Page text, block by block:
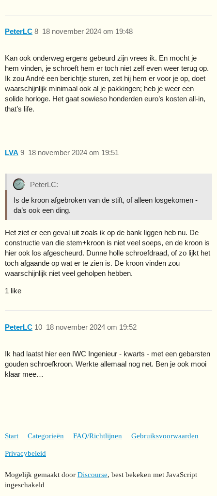
PeterLC 18 november 2024 om 19:48
8
Kan ook onderweg ergens gebeurd zijn vrees ik. En mocht je
hem vinden, je schroeft hem er toch niet zelf even weer terug op.
Ik zou André een berichtje sturen, zet hij hem er voor je op, doet
waarschijnlijk minimaal ook al je pakkingen; heb je weer een
solide horloge. Het gaat sowieso honderden euro’s kosten all-in,
that’s life.
LVA 18 november 2024 om 19:51
9
PeterLC:
Is de kroon afgebroken van de stift, of alleen losgekomen -
da’s ook een ding.
Het ziet er een geval uit zoals ik op de bank liggen heb nu. De
constructie van die stem+kroon is niet veel soeps, en de kroon is
hier ook los afgescheurd. Dunne holle schroefdraad, of zo lijkt het
toch afgaande op wat er te zien is. De kroon vinden zou
waarschijnlijk niet veel geholpen hebben.
1 like
PeterLC 18 november 2024 om 19:52
10
Ik had laatst hier een IWC Ingenieur - kwarts - met een gebarsten
gouden schroefkroon. Werkte allemaal nog net. Ben je ook mooi
klaar mee…
Start Categorieën FAQ/Richtlijnen Gebruiksvoorwaarden
Privacybeleid
Mogelijk gemaakt door Discourse, best bekeken met JavaScript
ingeschakeld